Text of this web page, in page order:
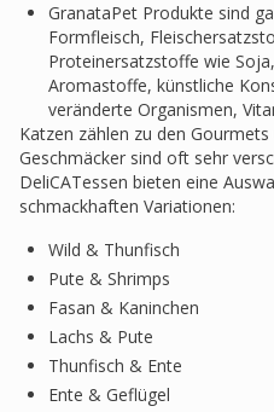
GranataPet Produkte sind
Formfleisch,
Proteinersatzstoffe wie
Aromastoffe, künstliche
veränderte Organismen,
Katzen zählen zu den
Geschmäcker sind oft sehr
DeliCATessen bieten eine
schmackhaften Variationen:
Wild & Thunfisch
Pute & Shrimps
Fasan & Kaninchen
Lachs & Pute
Thunfisch & Ente
Ente & Geflügel